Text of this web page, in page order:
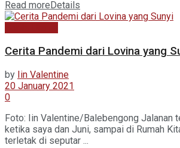
Read more Details
Cerita Pandemi dari Lovina yang
by Iin Valentine
20 January 2021
0
Foto: Iin Valentine/Balebengong Jalanan
ketika saya dan Juni, sampai di Rumah
terletak di seputar ...